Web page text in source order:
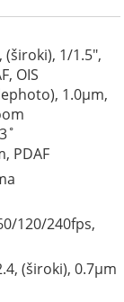
(široki), 1/1.5",
OIS
1.0µm,
PDAF
120/240fps,
(široki), 0.7µm